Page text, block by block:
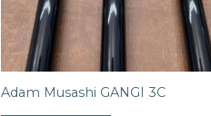
Adam Musashi GANGI 3C